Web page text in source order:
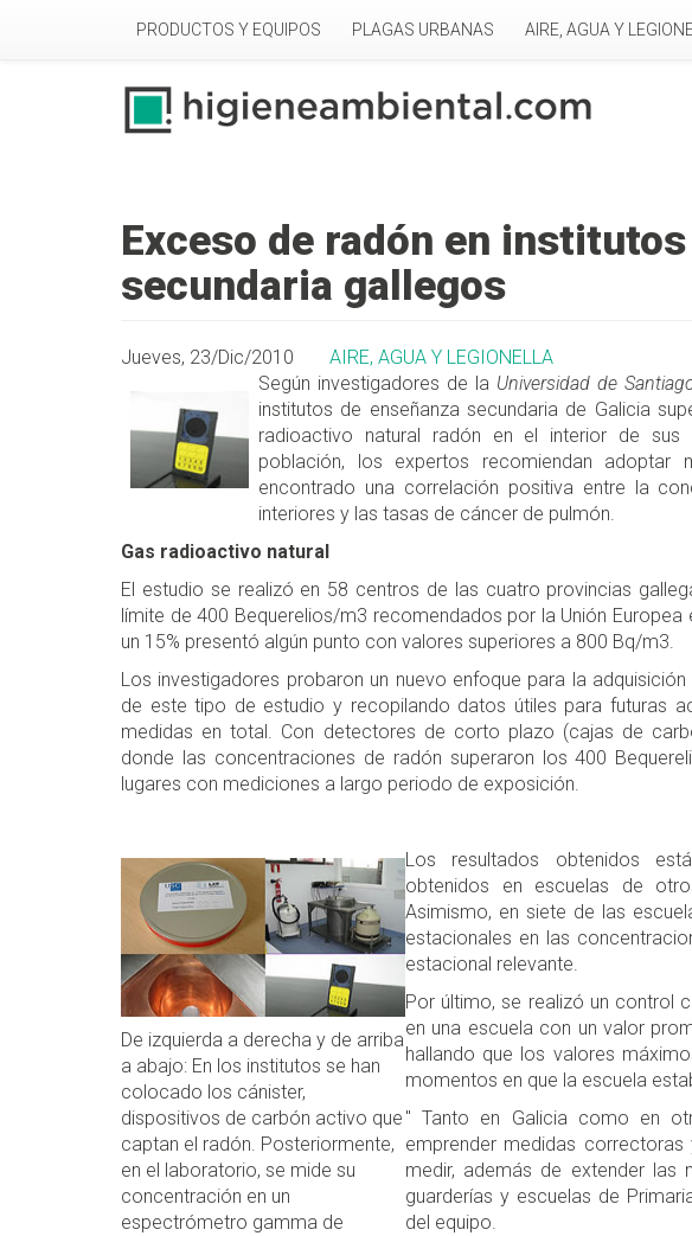
PRODUCTOS Y EQUIPOS PLAGAS URBANAS AIRE, AGUA Y
Exceso de radón en
secundaria gallegos
Jueves, 23/Dic/2010
AIRE, AGUA Y LEGIONELLA
Según investigadores de la Universidad de
institutos de enseñanza secundaria de Galicia
radioactivo natural radón en el interior de
población, los expertos recomiendan
encontrado una correlación positiva entre la
interiores y las tasas de cáncer de pulmón.
Gas radioactivo natural
El estudio se realizó en 58 centros de las cuatro provincias
límite de 400 Bequerelios/m3 recomendados por la Unión
un 15% presentó algún punto con valores superiores a 800 Bq/m3.
Los investigadores probaron un nuevo enfoque para la
de este tipo de estudio y recopilando datos útiles para futuras
medidas en total. Con detectores de corto plazo (cajas de
donde las concentraciones de radón superaron los 400
lugares con mediciones a largo periodo de exposición.
De izquierda a derecha y de arriba
a abajo: En los institutos se han
colocado los cánister,
dispositivos de carbón activo que
captan el radón. Posteriormente,
en el laboratorio, se mide su
concentración en un
espectrómetro gamma de
Los resultados obtenidos
obtenidos en escuelas de
Asimismo, en siete de las
estacionales en las
estacional relevante.
Por último, se realizó un control
en una escuela con un valor
hallando que los valores
momentos en que la escuela
" Tanto en Galicia como en
emprender medidas
medir, además de extender las
guarderías y escuelas de
del equipo.